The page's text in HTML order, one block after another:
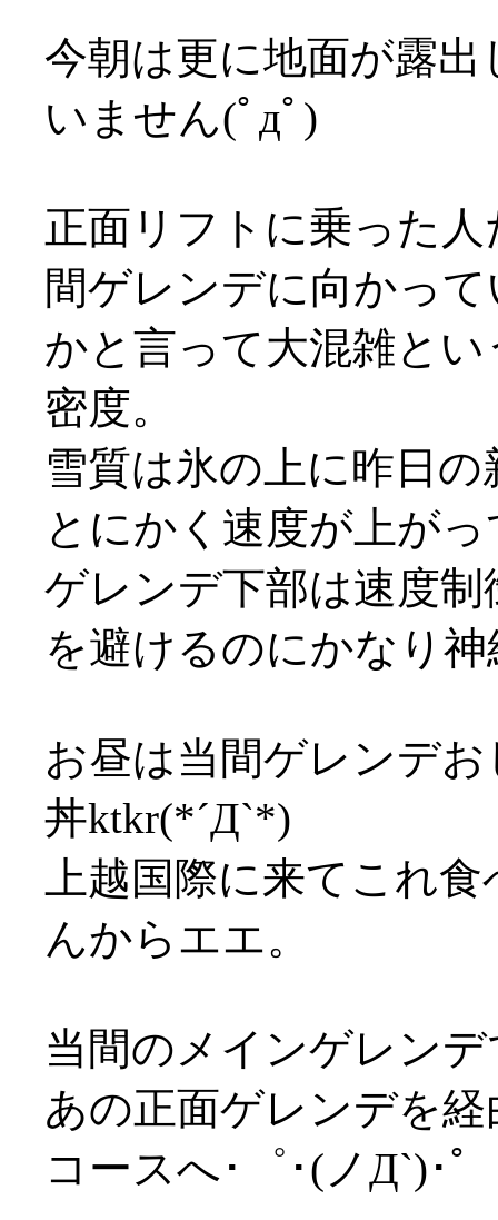
今朝は更に地面が露
いません(ﾟдﾟ)
正面リフトに乗った
間ゲレンデに向かっ
かと言って大混雑と
密度。
雪質は氷の上に昨日
とにかく速度が上が
ゲレンデ下部は速度
を避けるのにかなり
お昼は当間ゲレンデ
丼ktkr(*´Д`*)
上越国際に来てこれ
んからエエ。
当間のメインゲレン
あの正面ゲレンデを
コースへ･゜･(ノД`)･